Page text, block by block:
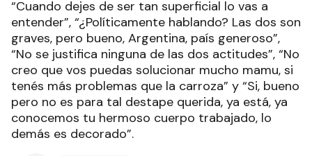
“Cuando dejes de ser tan superficial lo vas a
entender”, “¿Políticamente hablando? Las dos son
graves, pero bueno, Argentina, país generoso”,
“No se justifica ninguna de las dos actitudes”, “No
creo que vos puedas solucionar mucho mamu, si
tenés más problemas que la carroza” y “Si, bueno
pero no es para tal destape querida, ya está, ya
conocemos tu hermoso cuerpo trabajado, lo
demás es decorado”.